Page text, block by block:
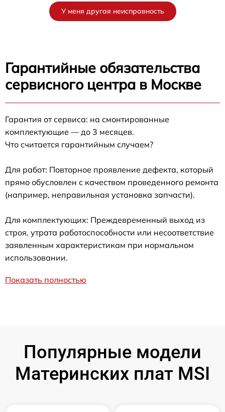
У меня другая неисправность
Гарантийные обязательства
сервисного центра в Москве
Гарантия от сервиса: на смонтированные
комплектующие — до 3 месяцев.
Что считается гарантийным случаем?
Для работ: Повторное проявление дефекта, который
прямо обусловлен с качеством проведенного ремонта
(например, неправильная установка запчасти).
Для комплектующих: Преждевременный выход из
строя, утрата работоспособности или несоответствие
заявленным характеристикам при нормальном
использовании.
Показать полностью
Популярные модели
Материнских плат MSI